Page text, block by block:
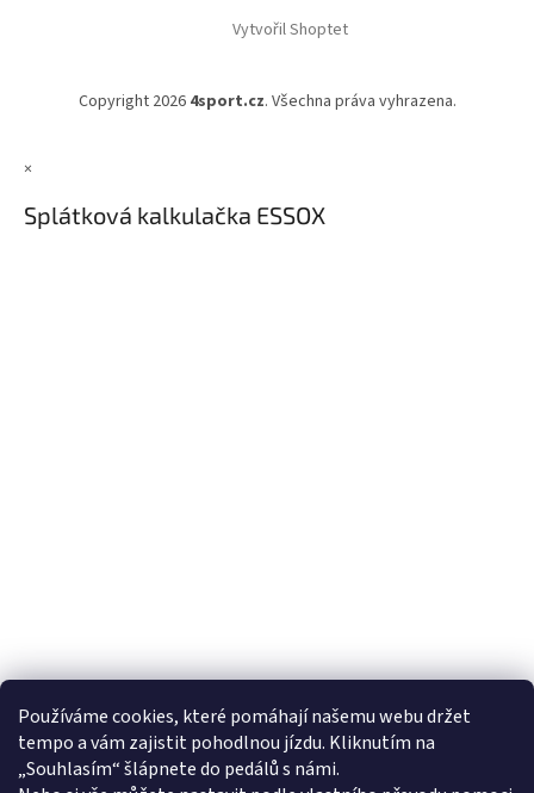
Používáme cookies, které pomáhají našemu webu držet
tempo a vám zajistit pohodlnou jízdu. Kliknutím na
„Souhlasím“ šlápnete do pedálů s námi.
Vytvořil Shoptet
Copyright 2026 4sport.cz. Všechna práva vyhrazena.
×
Splátková kalkulačka ESSOX